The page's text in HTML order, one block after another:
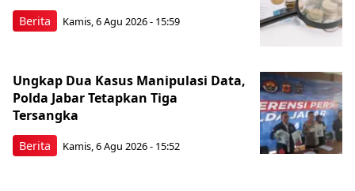
Berita Kamis, 6 Agu 2026 - 15:59
Berita
Ungkap Dua Kasus Manipulasi Data,
Polda Jabar Tetapkan Tiga
Tersangka
Kamis, 6 Agu 2026 - 15:52